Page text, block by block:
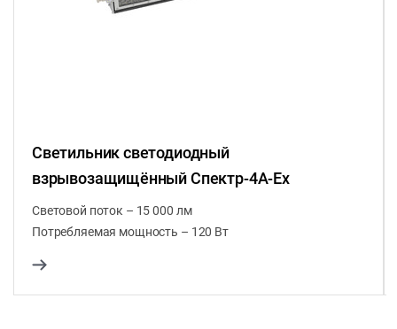
Светильник светодиодный
взрывозащищённый Спектр-4А-Ex
Световой поток – 15 000 лм
Потребляемая мощность – 120 Вт